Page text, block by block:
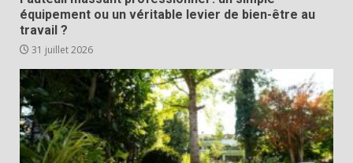
équipement ou un véritable levier de bien-être au
travail ?
31 juillet 2026